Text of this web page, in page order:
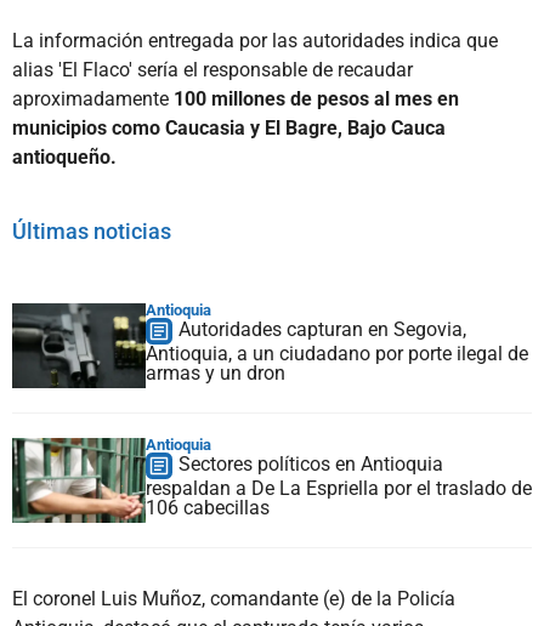
La información entregada por las autoridades indica que
alias 'El Flaco' sería el responsable de recaudar
aproximadamente 100 millones de pesos al mes en
municipios como Caucasia y El Bagre, Bajo Cauca
antioqueño.
Últimas noticias
Antioquia
Autoridades capturan en Segovia,
Antioquia, a un ciudadano por porte ilegal de
armas y un dron
Antioquia
Sectores políticos en Antioquia
respaldan a De La Espriella por el traslado de
106 cabecillas
El coronel Luis Muñoz, comandante (e) de la Policía